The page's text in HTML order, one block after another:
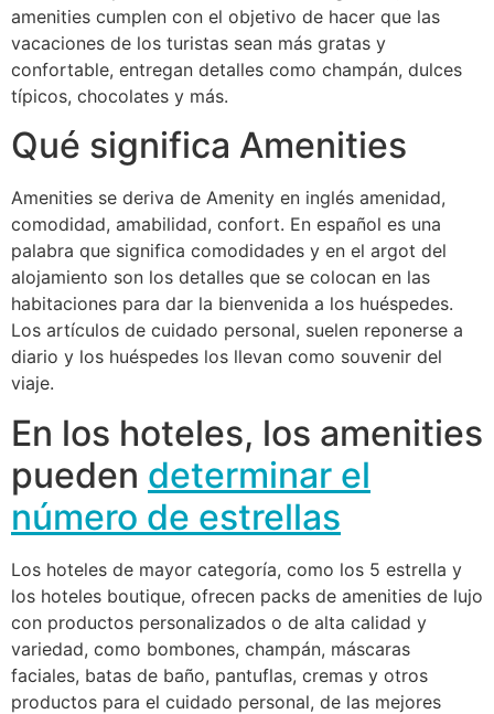
amenities cumplen con el objetivo de hacer que las
vacaciones de los turistas sean más gratas y
confortable, entregan detalles como champán, dulces
típicos, chocolates y más.
Qué significa Amenities
Amenities se deriva de Amenity en inglés amenidad,
comodidad, amabilidad, confort. En español es una
palabra que significa comodidades y en el argot del
alojamiento son los detalles que se colocan en las
habitaciones para dar la bienvenida a los huéspedes.
Los artículos de cuidado personal, suelen reponerse a
diario y los huéspedes los llevan como souvenir del
viaje.
En los hoteles, los amenities
pueden determinar el
número de estrellas
Los hoteles de mayor categoría, como los 5 estrella y
los hoteles boutique, ofrecen packs de amenities de lujo
con productos personalizados o de alta calidad y
variedad, como bombones, champán, máscaras
faciales, batas de baño, pantuflas, cremas y otros
productos para el cuidado personal, de las mejores